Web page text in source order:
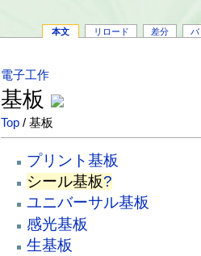
本文 リロード 差分 バ
電子工作
基板
Top / 基板
プリント基板
シール基板?
ユニバーサル基板
感光基板
生基板